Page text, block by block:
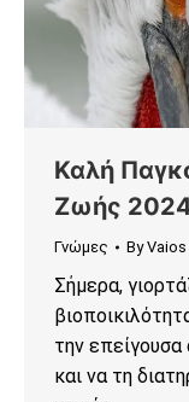
Καλή
Ζωής
Γνώμες By
Σήμερα,
την
και να τη